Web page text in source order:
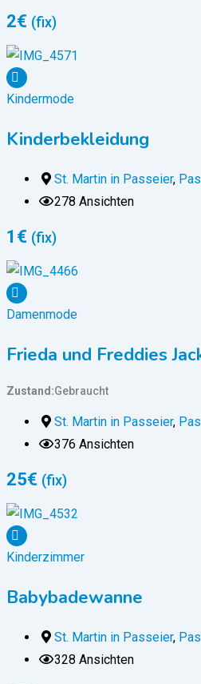
2€ (fix)
Kindermode
Kinderbekleidung
St. Martin in Passeier,
278 Ansichten
1 € (fix)
Damenmode
Frieda und Freddies
Zustand Gebraucht
St. Martin in Passeier,
376 Ansichten
25€ (fix)
Kinderzimmer
Babybadewanne
St. Martin in Passeier,
328 Ansichten